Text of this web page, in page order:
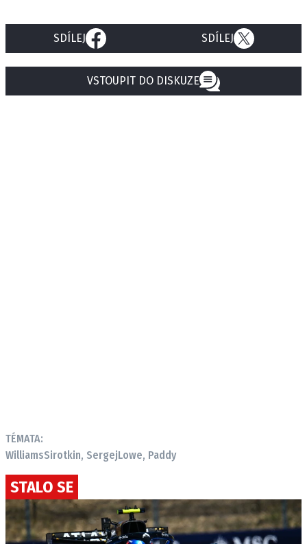
SDÍLEJ SDÍLEJ
VSTOUPIT DO DISKUZE
TÉMATA:
WilliamsSirotkin, SergejLowe, Paddy
STALO SE